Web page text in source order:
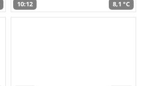
10:12 8,1 °C